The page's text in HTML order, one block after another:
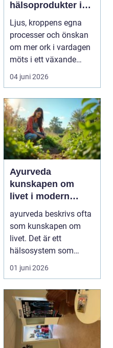
hälsoprodukter i
fokus
Ljus, kroppens egna
processer och önskan
om mer ork i vardagen
möts i ett växande
intresse för fotot...
04 juni 2026
Ayurveda
kunskapen om
livet i modern
vardag
ayurveda beskrivs ofta
som kunskapen om
livet. Det är ett
hälsosystem som
betonar balans, helhet
och...
01 juni 2026